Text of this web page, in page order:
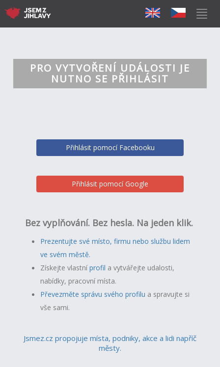
PRO VYTVOŘENÍ UDÁLOSTI JE
NUTNO SE PŘIHLÁSIT
Přihlásit pomocí Facebooku
Přihlásit pomocí Google
Bez vyplňování. Bez hesla. Na jeden klik.
Prezentujte své místo, firmu nebo službu lidem
ve svém městě.
Získejte vlastníprofil a vytvářejte udalosti,
nabídky, pracovní místa.
Převezměte správu svého profilu a spravujte si
vše sami.
Jsmez.cz propojuje místa, podniky, akce a lidi napříč
městy.